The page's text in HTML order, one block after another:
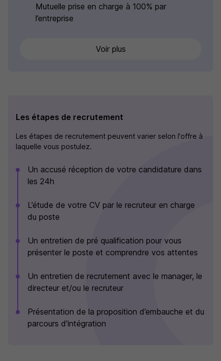
Mutuelle prise en charge à 100% par
l’entreprise
Voir plus
Les étapes de recrutement
Les étapes de recrutement peuvent varier selon l'offre à
laquelle vous postulez.
Un accusé réception de votre candidature dans
les 24h
L’étude de votre CV par le recruteur en charge
du poste
Un entretien de pré qualification pour vous
présenter le poste et comprendre vos attentes
Un entretien de recrutement avec le manager, le
directeur et/ou le recruteur
Présentation de la proposition d’embauche et du
parcours d'intégration